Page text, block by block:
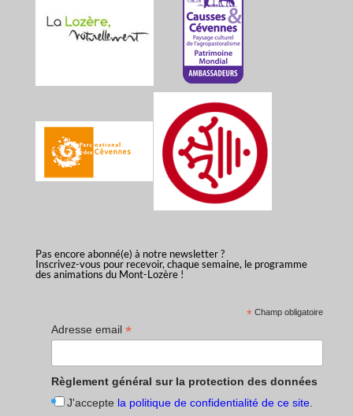
Pas encore abonné(e) à notre newsletter ?
Inscrivez-vous pour recevoir, chaque semaine, le programme
des animations du Mont-Lozère !
* Champ obligatoire
Adresse email *
Règlement général sur la protection des données
J'accepte la politique de confidentialité de ce site.